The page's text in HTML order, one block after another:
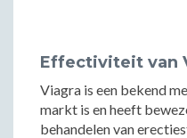
Effectiviteit van
Viagra is een bekend
markt is en heeft
behandelen van